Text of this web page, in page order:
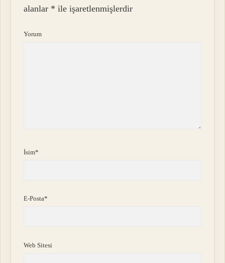
alanlar * ile işaretlenmişlerdir
Yorum
İsim*
E-Posta*
Web Sitesi